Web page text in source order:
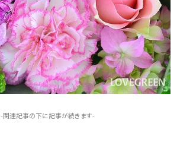
-関連記事の下に記事が続きます-